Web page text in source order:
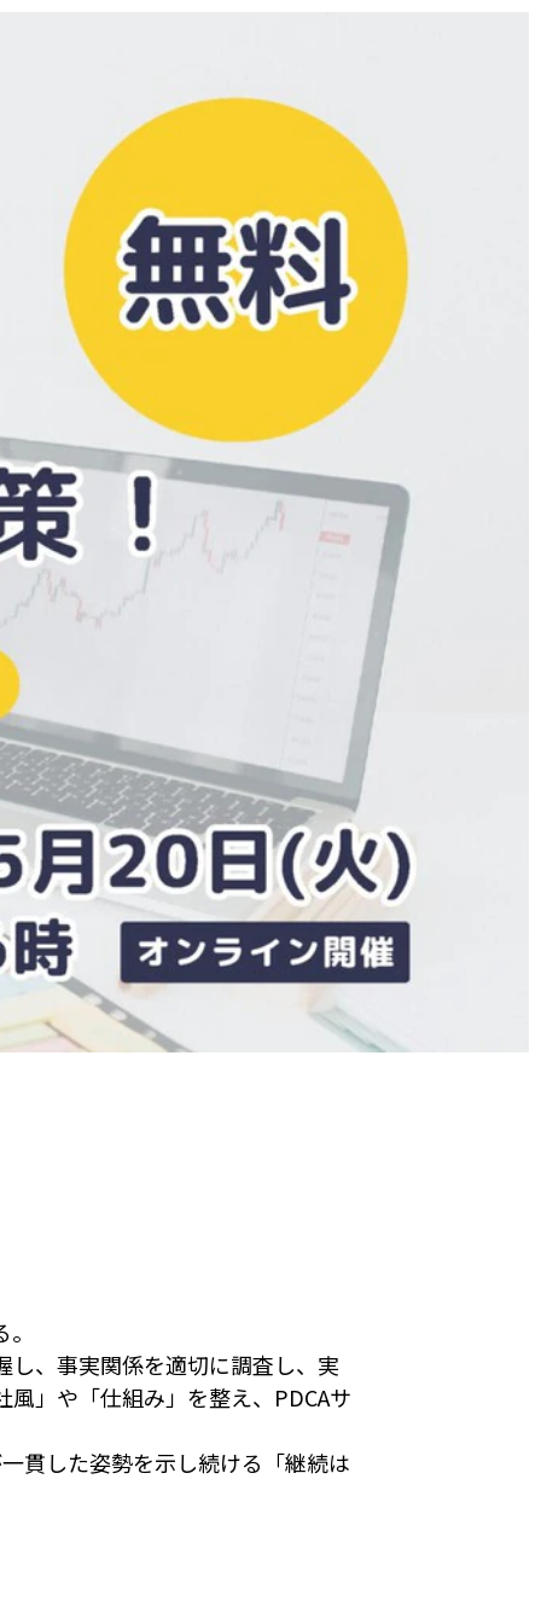
、事実関係を適切に調査し、実
」や「仕組み」を整え、PDCAサ
貫した姿勢を示し続ける「継続は